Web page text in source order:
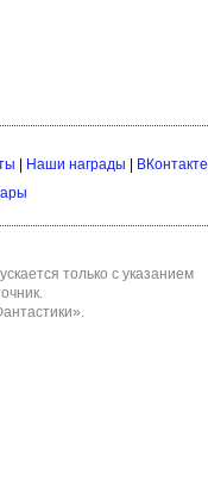
Наши награды
ВКонтакте
только с указанием
.